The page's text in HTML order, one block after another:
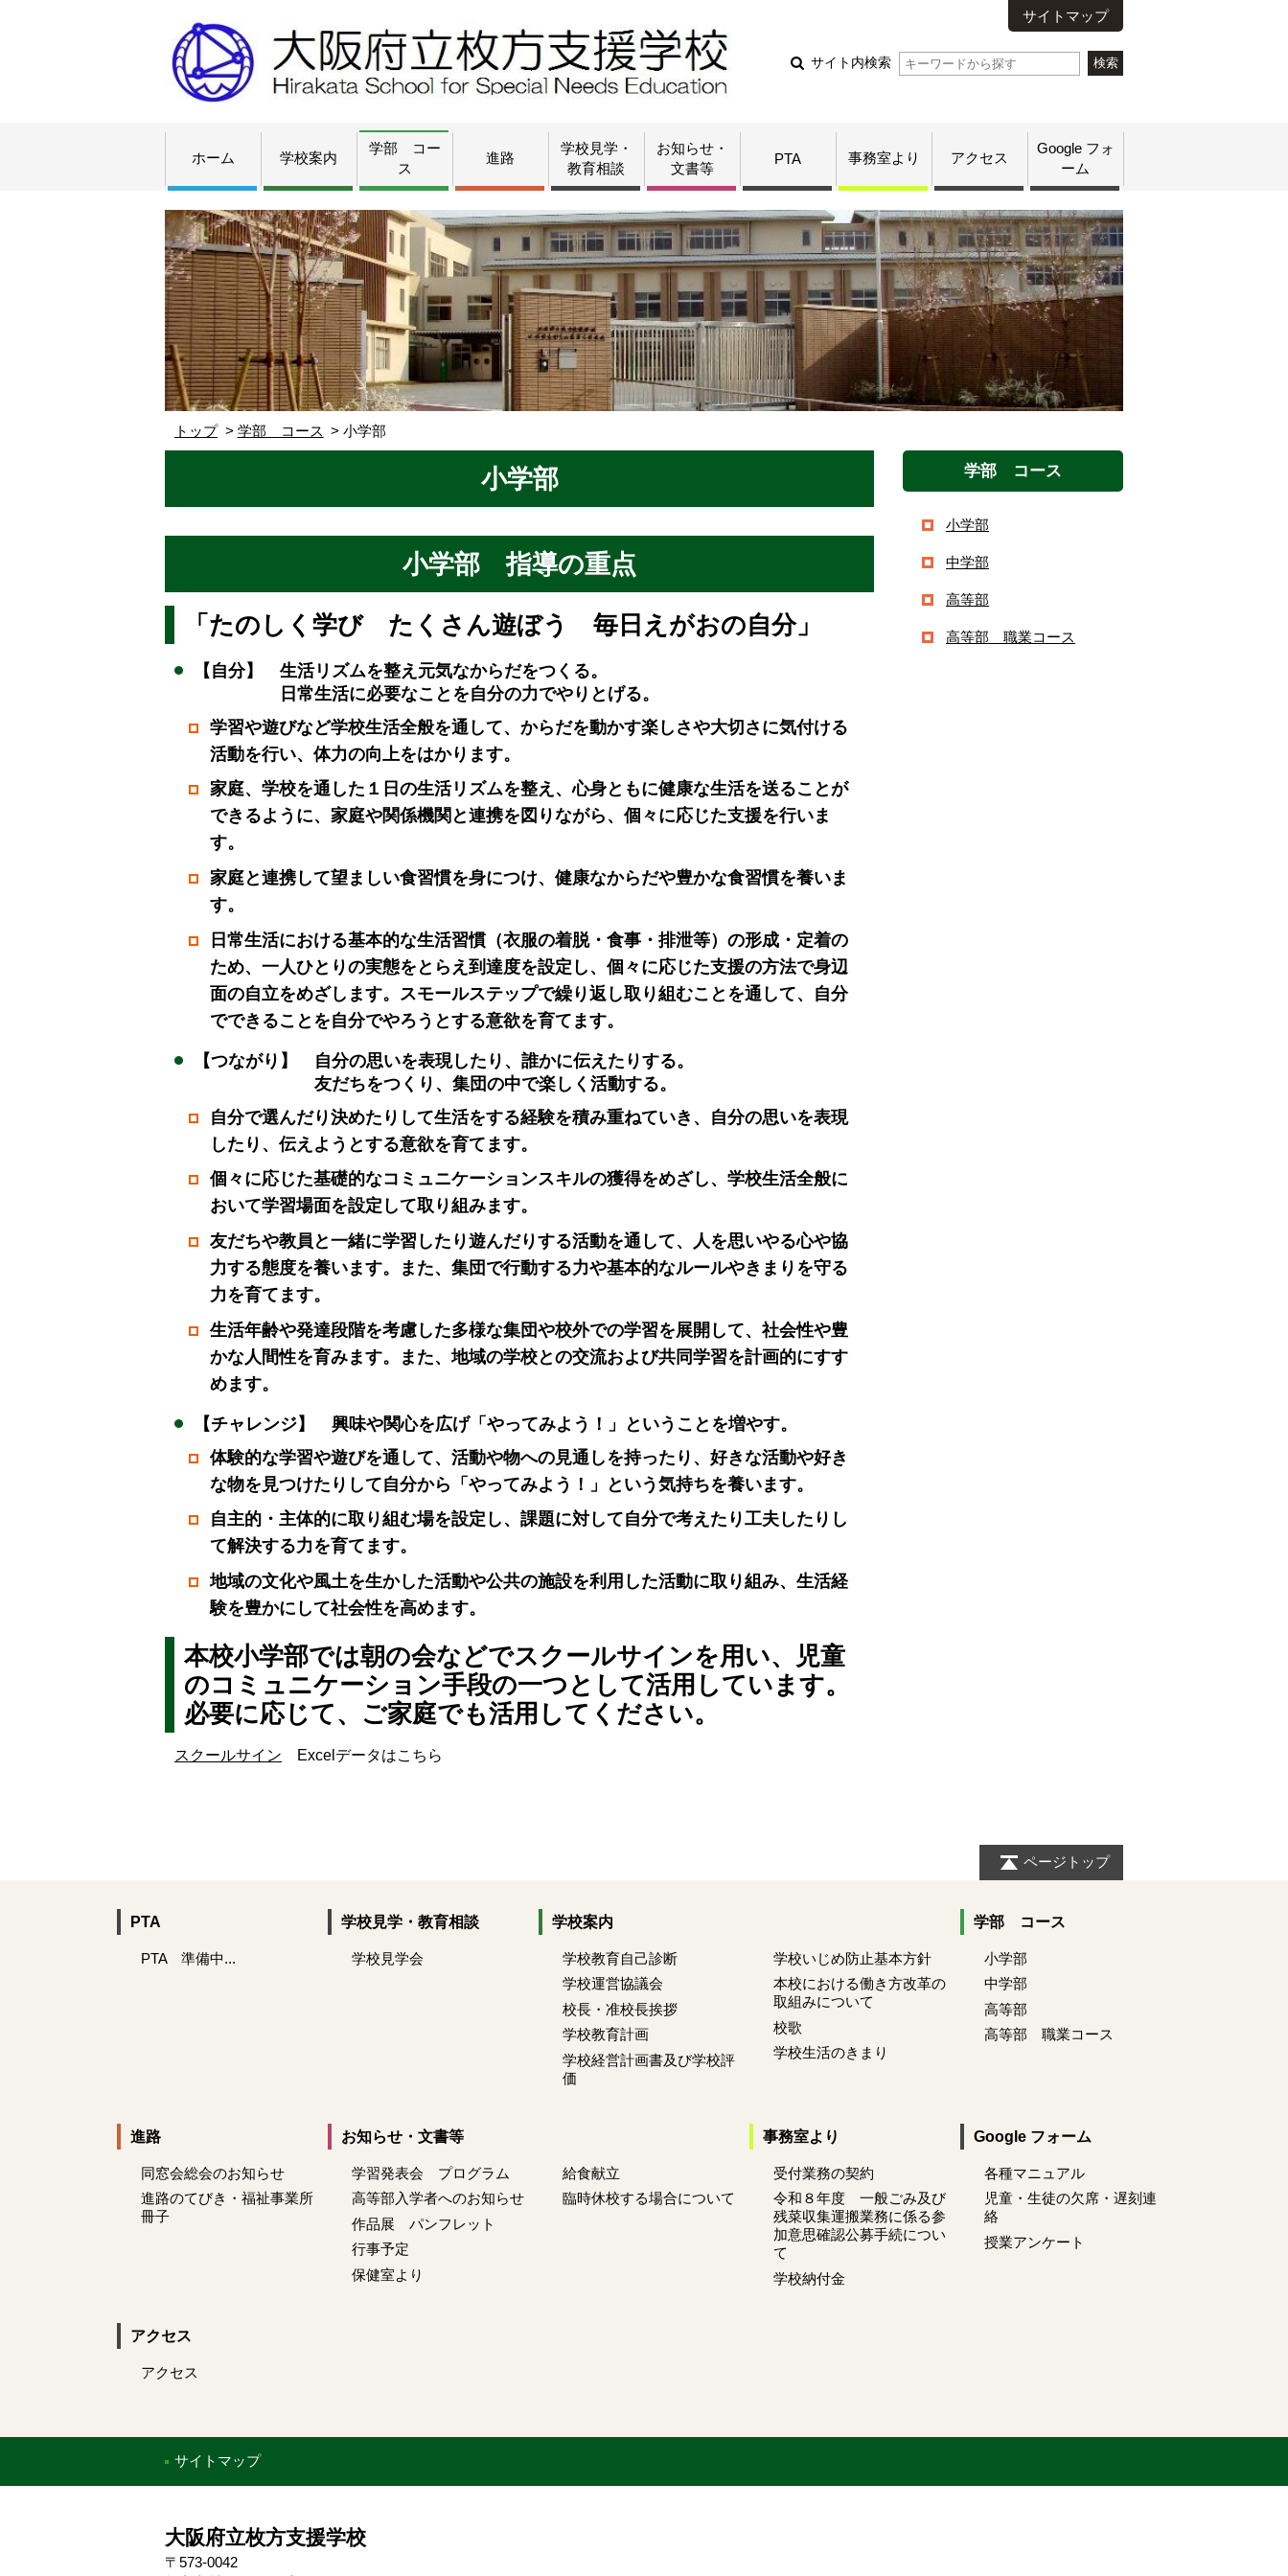
サイトマップ
サイト内検索
ホーム 学校案内
学部 コー
ス
進路
学校見学・
教育相談
お知らせ・
文書等
PTA 事務室より アクセス
Google フォ
ーム
トップ 学部 コース 小学部
小学部
小学部 指導の重点
「たのしく学び たくさん遊ぼう 毎日えがおの自分」
【自分】 生活リズムを整え元気なからだをつくる。
日常生活に必要なことを自分の力でやりとげる。
学習や遊びなど学校生活全般を通して、からだを動かす楽しさや大切さに気付ける
活動を行い、体力の向上をはかります。
家庭、学校を通した１日の生活リズムを整え、心身ともに健康な生活を送ることが
できるように、家庭や関係機関と連携を図りながら、個々に応じた支援を行いま
す。
家庭と連携して望ましい食習慣を身につけ、健康なからだや豊かな食習慣を養いま
す。
日常生活における基本的な生活習慣（衣服の着脱・食事・排泄等）の形成・定着の
ため、一人ひとりの実態をとらえ到達度を設定し、個々に応じた支援の方法で身辺
面の自立をめざします。スモールステップで繰り返し取り組むことを通して、自分
でできることを自分でやろうとする意欲を育てます。
【つながり】 自分の思いを表現したり、誰かに伝えたりする。
友だちをつくり、集団の中で楽しく活動する。
自分で選んだり決めたりして生活をする経験を積み重ねていき、自分の思いを表現
したり、伝えようとする意欲を育てます。
個々に応じた基礎的なコミュニケーションスキルの獲得をめざし、学校生活全般に
おいて学習場面を設定して取り組みます。
友だちや教員と一緒に学習したり遊んだりする活動を通して、人を思いやる心や協
力する態度を養います。また、集団で行動する力や基本的なルールやきまりを守る
力を育てます。
生活年齢や発達段階を考慮した多様な集団や校外での学習を展開して、社会性や豊
かな人間性を育みます。また、地域の学校との交流および共同学習を計画的にすす
めます。
【チャレンジ】 興味や関心を広げ「やってみよう！」ということを増やす。
体験的な学習や遊びを通して、活動や物への見通しを持ったり、好きな活動や好き
な物を見つけたりして自分から「やってみよう！」という気持ちを養います。
自主的・主体的に取り組む場を設定し、課題に対して自分で考えたり工夫したりし
て解決する力を育てます。
地域の文化や風土を生かした活動や公共の施設を利用した活動に取り組み、生活経
験を豊かにして社会性を高めます。
本校小学部では朝の会などでスクールサインを用い、児童
のコミュニケーション手段の一つとして活用しています。
必要に応じて、ご家庭でも活用してください。
スクールサイン Excelデータはこちら
学部 コース
小学部
中学部
高等部
高等部 職業コース
ページトップ
PTA
PTA 準備中...
学校見学・教育相談
学校見学会
学校案内
学校教育自己診断
学校運営協議会
校長・准校長挨拶
学校教育計画
学校経営計画書及び学校評
価
学校いじめ防止基本方針
本校における働き方改革の
取組みについて
校歌
学校生活のきまり
学部 コース
小学部
中学部
高等部
高等部 職業コース
進路
同窓会総会のお知らせ
進路のてびき・福祉事業所
冊子
お知らせ・文書等
学習発表会 プログラム
高等部入学者へのお知らせ
作品展 パンフレット
行事予定
保健室より
給食献立
臨時休校する場合について
事務室より
受付業務の契約
令和８年度 一般ごみ及び
残菜収集運搬業務に係る参
加意思確認公募手続につい
て
学校納付金
Google フォーム
各種マニュアル
児童・生徒の欠席・遅刻連
絡
授業アンケート
アクセス
アクセス
サイトマップ
大阪府立枚方支援学校
〒573-0042